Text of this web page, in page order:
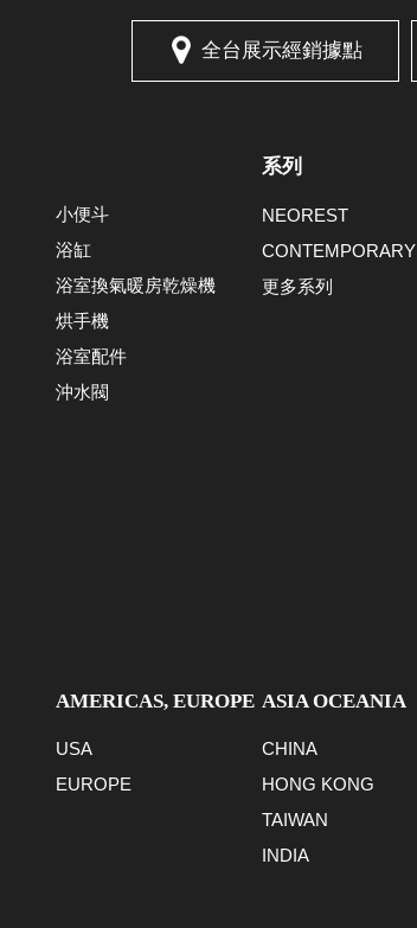
全台展示經銷據點
小便斗
浴缸
浴室換氣暖房乾燥機
烘手機
浴室配件
沖水閥
系列
NEOREST
CONTEMPORARY
更多系列
AMERICAS, EUROPE
USA
EUROPE
ASIA OCEANIA
CHINA
HONG KONG
TAIWAN
INDIA